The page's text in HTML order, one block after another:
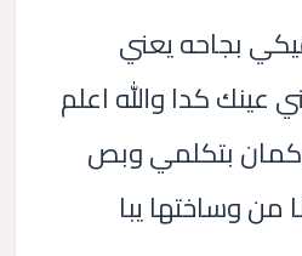
بجاحه يعني
عينك كدا والله اعلم
وكمان بتكلمي وبص
من وساختها يبا